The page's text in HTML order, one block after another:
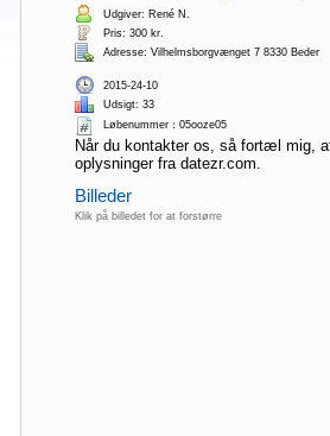
Udgiver: René N.
Pris: 300 kr.
Adresse: Vilhelmsborgvænget 7 8330 Beder
2015-24-10
Udsigt: 33
Løbenummer：05ooze05
Når du kontakter os, så fortæl mig,
oplysninger fra datezr.com.
Billeder
Klik på billedet for at forstørre